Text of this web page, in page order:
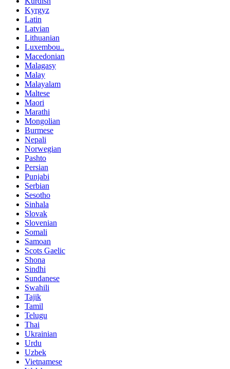
Kyrgyz
Latin
Latvian
Lithuanian
Luxembou..
Macedonian
Malagasy
Malay
Malayalam
Maltese
Maori
Marathi
Mongolian
Burmese
Nepali
Norwegian
Pashto
Persian
Punjabi
Serbian
Sesotho
Sinhala
Slovak
Slovenian
Somali
Samoan
Scots Gaelic
Shona
Sindhi
Sundanese
Swahili
Tajik
Tamil
Telugu
Thai
Ukrainian
Urdu
Uzbek
Vietnamese